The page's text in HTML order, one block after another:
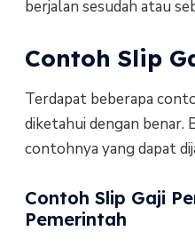
berjalan sesudah atau
Contoh Slip
Terdapat beberapa
diketahui dengan benar.
contohnya yang dapat
Contoh Slip Gaji
Pemerintah